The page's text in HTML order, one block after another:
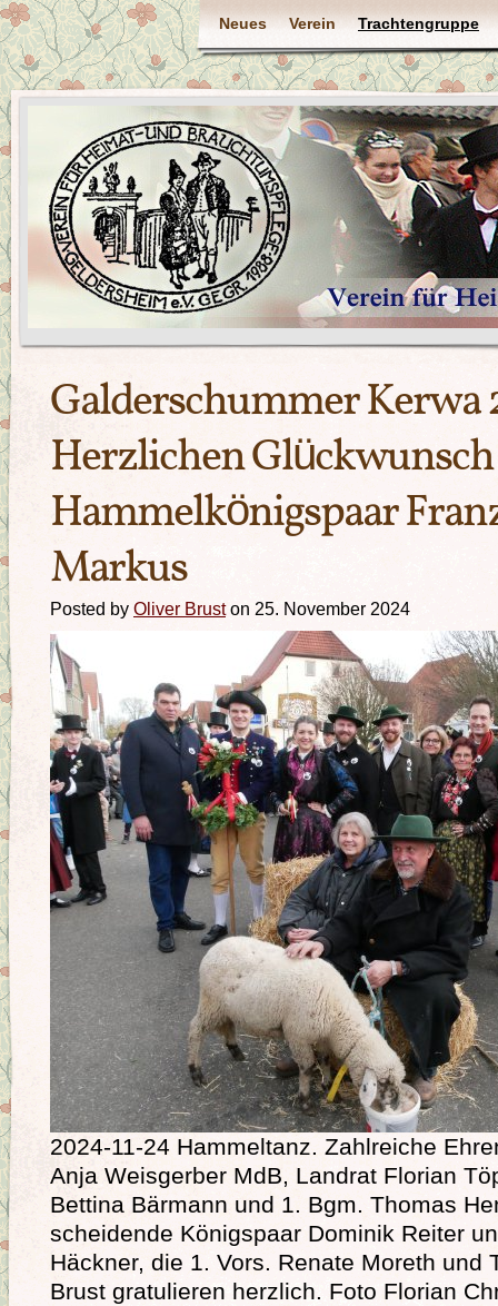
Neues Verein Trachtengruppe
Galderschummer Kerwa
Herzlichen
Hammelkönigspaar
Markus
Posted by Oliver Bruston 25. November 2024
2024-11-24 Hammeltanz. Zahlreiche
Anja Weisgerber MdB, Landrat Florian
Bettina Bärmann und 1. Bgm. Thomas
scheidende Königspaar Dominik Reiter
Häckner, die 1. Vors. Renate Moreth und
Brust gratulieren herzlich. Foto Florian